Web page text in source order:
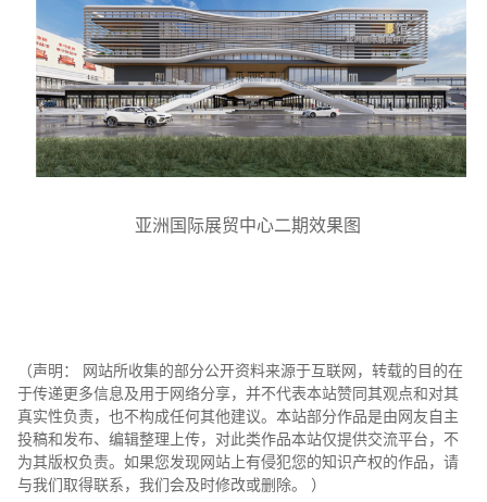
亚洲国际展贸中心二期效果图
（声明： 网站所收集的部分公开资料来源于互联网，转载的目的在
于传递更多信息及用于网络分享，并不代表本站赞同其观点和对其
真实性负责，也不构成任何其他建议。本站部分作品是由网友自主
投稿和发布、编辑整理上传，对此类作品本站仅提供交流平台，不
为其版权负责。如果您发现网站上有侵犯您的知识产权的作品，请
与我们取得联系，我们会及时修改或删除。 ）